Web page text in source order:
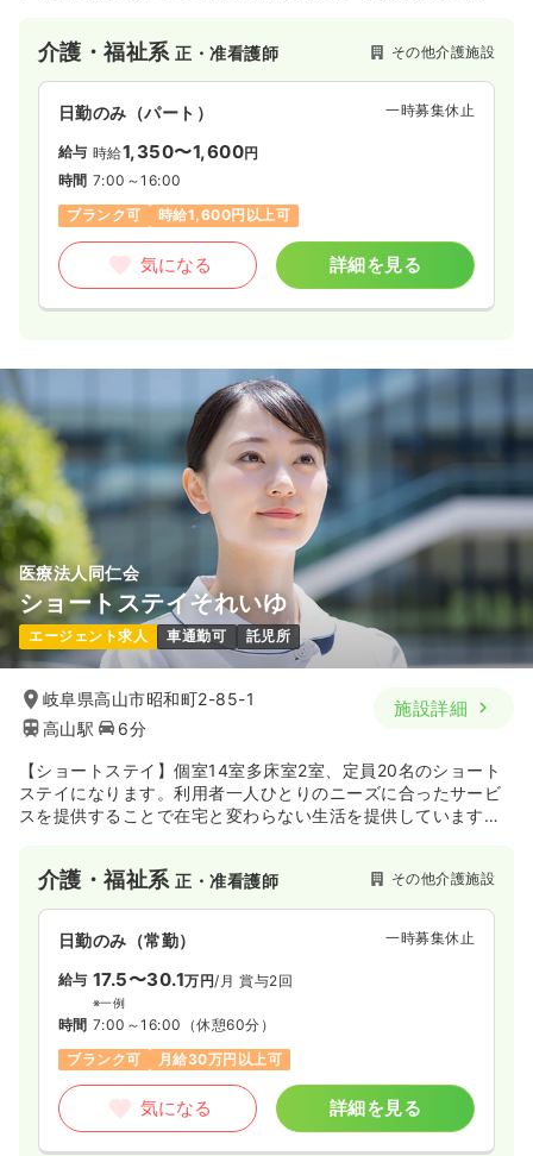
介護・福祉系正・准看護師 その他介護施設
日勤のみ（パート） 一時募集休止
給与 時給1,350〜1,600円
時間 7:00～16:00
ブランク可
時給1,600円以上可
気になる 詳細を見る
医療法人同仁会
ショートステイそれいゆ
エージェント求人 車通勤可 託児所
岐阜県高山市昭和町2-85-1
高山駅
6分
施設詳細
【ショートステイ】個室14室多床室2室、定員20名のショート
ステイになります。利用者一人ひとりのニーズに合ったサービ
スを提供することで在宅と変わらない生活を提供しています。
介護・福祉系正・准看護師 その他介護施設
日勤のみ（常勤） 一時募集休止
給与 17.5〜30.1万円/月 賞与2回
※一例
時間 7:00～16:00 （休憩60分）
ブランク可
月給30万円以上可
気になる 詳細を見る